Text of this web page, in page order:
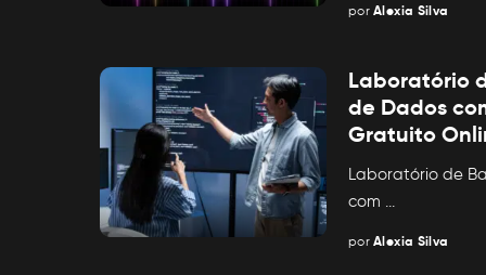
Posted
por Alexia Silva
Laboratório
de Dados
Gratuito
Laboratório de
com ...
Posted
por Alexia Silva